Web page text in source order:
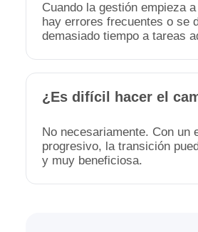
Cuando la gestión empieza
hay errores frecuentes o se
demasiado tiempo a tareas
¿Es difícil hacer el
No necesariamente. Con un
progresivo, la transición
y muy beneficiosa.